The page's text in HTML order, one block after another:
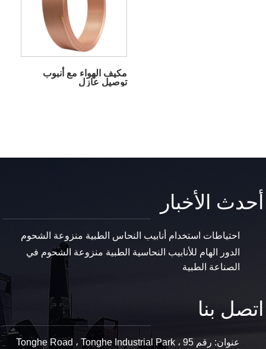
مكيف الهواء مع أنبوب
توصيل عازل
أحدث الأخبار
احتياطات استخدام أنابيب النحاس الطبية منزوعة الشحوم
الدور الهام للأنابيب النحاسية الطبية منزوعة الشحوم في
الصناعة الطبية
اتصل بنا
عنوان: رقم 95 Tonghe Road ، Tonghe Industrial Park ،